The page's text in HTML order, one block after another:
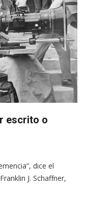
escrito o
dice el
J. Schaffner,